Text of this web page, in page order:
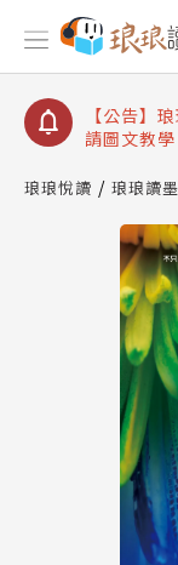
【公告】
【公告】
【公告】
請圖文教學
查詢
【公告】
琅琅悅讀 琅琅讀墨